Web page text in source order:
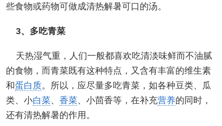
些食物或药物可做成清热解暑可口的汤。
3、多吃青菜
天热湿气重，人们一般都喜欢吃清淡味鲜而不油腻
的食物，而青菜既有这种特点，又含有丰富的维生素
和蛋白质。所以，应尽量多吃青菜，如各种豆类、瓜
类、小白菜、 香菜、小茴香等，在补充营养的同时，
还有清热解暑的作用。